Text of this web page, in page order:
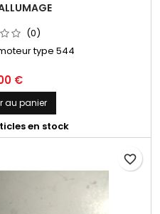
(0)
type 544
€
au panier
en stock
favorite_border